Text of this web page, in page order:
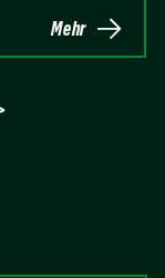
Mehr